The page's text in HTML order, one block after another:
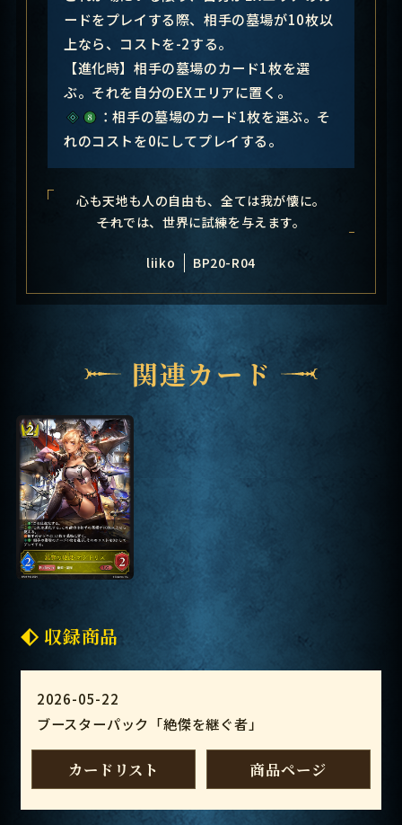
ードをプレイする際、相手の墓場が10枚以
上なら、コストを-2する。
【進化時】相手の墓場のカード1枚を選
ぶ。それを自分のEXエリアに置く。
：相手の墓場のカード1枚を選ぶ。そ
れのコストを0にしてプレイする。
心も天地も人の自由も、全ては我が懐に。
――それでは、世界に試練を与えます。
liiko BP20-R04
関連カード
収録商品
2026-05-22
ブースターパック「絶傑を継ぐ者」
カードリスト 商品ページ